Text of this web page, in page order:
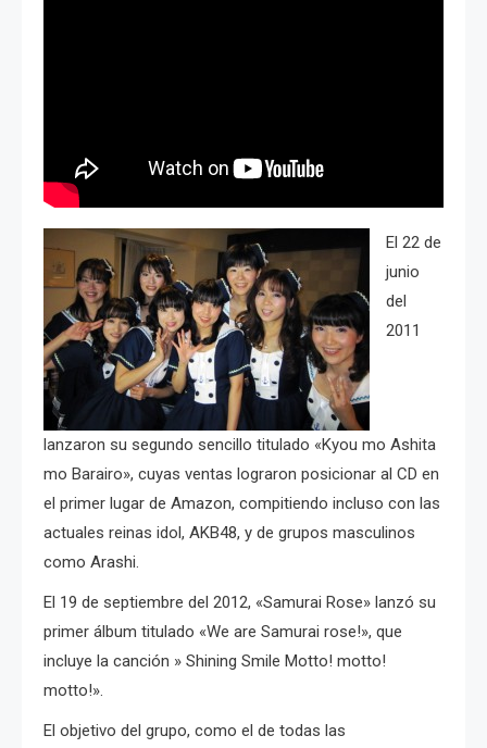
El 22 de
junio
del
2011
lanzaron su segundo sencillo titulado «Kyou mo Ashita
mo Barairo», cuyas ventas lograron posicionar al CD en
el primer lugar de Amazon, compitiendo incluso con las
actuales reinas idol, AKB48, y de grupos masculinos
como Arashi.
El 19 de septiembre del 2012, «Samurai Rose» lanzó su
primer álbum titulado «We are Samurai rose!», que
incluye la canción » Shining Smile Motto! motto!
motto!».
El objetivo del grupo, como el de todas las